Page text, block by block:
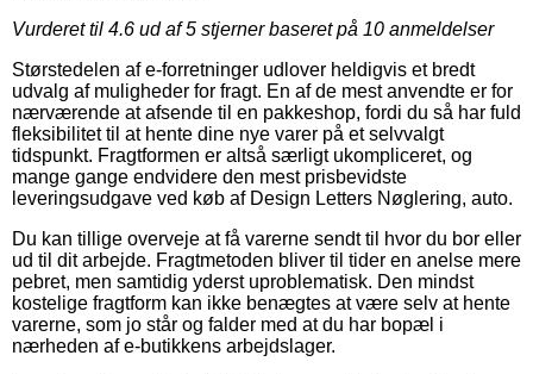
Vurderet til 4.6 ud af 5 stjerner baseret på 10 anmeldelser
Størstedelen af e-forretninger udlover heldigvis et bredt
udvalg af muligheder for fragt. En af de mest anvendte er for
nærværende at afsende til en pakkeshop, fordi du så har fuld
fleksibilitet til at hente dine nye varer på et selvvalgt
tidspunkt. Fragtformen er altså særligt ukompliceret, og
mange gange endvidere den mest prisbevidste
leveringsudgave ved køb af Design Letters Nøglering, auto.
Du kan tillige overveje at få varerne sendt til hvor du bor eller
ud til dit arbejde. Fragtmetoden bliver til tider en anelse mere
pebret, men samtidig yderst uproblematisk. Den mindst
kostelige fragtform kan ikke benægtes at være selv at hente
varerne, som jo står og falder med at du har bopæl i
nærheden af e-butikkens arbejdslager.